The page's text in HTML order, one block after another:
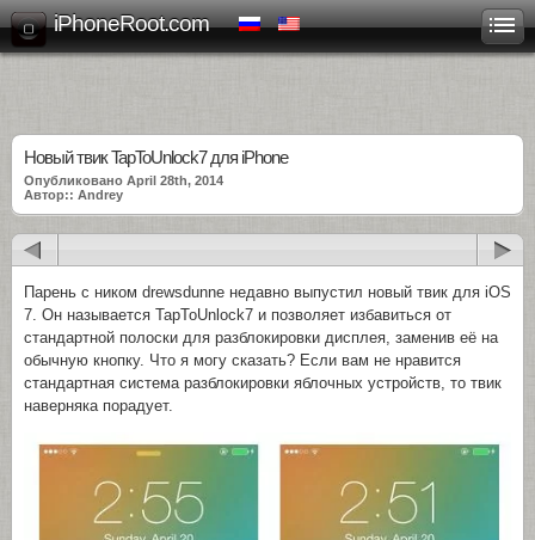
iPhoneRoot.com
Новый твик TapToUnlock7 для iPhone
Опубликовано April 28th, 2014
Автор:: Andrey
Парень с ником drewsdunne недавно выпустил новый твик для iOS
7. Он называется TapToUnlock7 и позволяет избавиться от
стандартной полоски для разблокировки дисплея, заменив её на
обычную кнопку. Что я могу сказать? Если вам не нравится
стандартная система разблокировки яблочных устройств, то твик
наверняка порадует.